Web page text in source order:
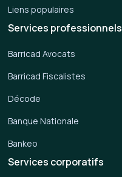
Services corporatifs
Services professionnels
Barricad Avocats
Barricad Fiscalistes
Décode
Banque Nationale
Bankeo
Liens populaires